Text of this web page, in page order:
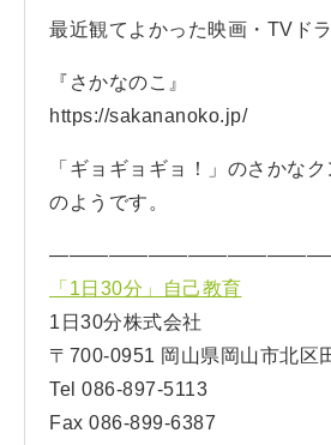
最近観てよかった映画・TVド
『さかなのこ』
https://sakananoko.jp/
「ギョギョギョ！」のさかな
のようです。
「1日30分」自己教育
1日30分株式会社
〒700-0951 岡山県岡山市北区
Tel 086-897-5113
Fax 086-899-6387